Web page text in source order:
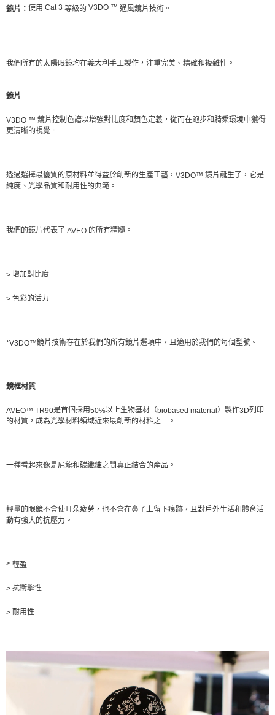
鏡片： 使用 Cat 3 等級的 V3DO ™ 通風鏡片技術。
我們所有的太陽眼鏡均在義大利手工製作，注重完美、精確和複雜性。
鏡片
V3DO ™ 鏡片控制色譜以增強對比度和顏色定義，從而在跑步和騎乘環境中獲得
更清晰的視覺。
透過選擇最優質的原材料並得益於創新的生產工藝， V3DO™ 鏡片誕生了，它是
純度、光學品質和耐用性的典範。
我們的鏡片代表了 AVEO 的所有精髓。
> 增加對比度
> 色彩的活力
*V3DO™鏡片技術存在於我們的所有鏡片選項中，且適用於我們的每個型號。
鏡框材質
AVEO™ TR90是首個採用50%以上生物基材（biobased material ）製作3D列印
的材質，成為光學材料領域近來最創新的材料之一。
一種看起來像是尼龍和碳纖維之間真正結合的產品。
輕量的眼鏡不會使耳朵疲勞，也不會在鼻子上留下痕跡，且對戶外生活和體育活
動有強大的抗壓力。
> 輕盈
> 抗衝擊性
> 耐用性